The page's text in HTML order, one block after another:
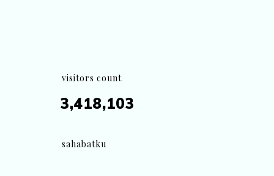
visitors count
3,418,103
sahabatku